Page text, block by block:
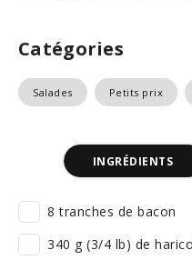
Catégories
Salades Petits prix
INGRÉDIENTS
8 tranches de bacon
340 g (3/4 lb) de